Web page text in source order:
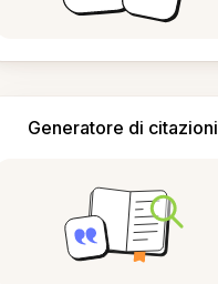
Generatore di citazioni